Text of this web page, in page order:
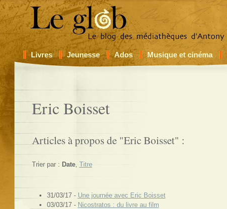
Livres Jeunesse Ados Musique et cinéma
Eric Boisset
Articles à propos de "Eric Boisset" :
Trier par : Date, Titre
31/03/17 - Une journée avec Eric Boisset
03/03/17 - Nicostratos : du livre au film